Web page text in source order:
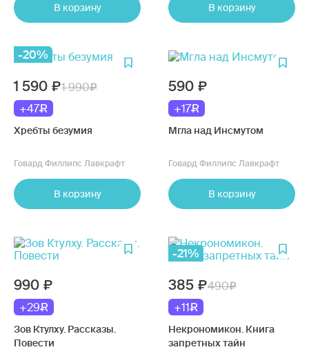
В корзину В корзину
-20%
1 590
1 990
+47
Хребты безумия
Говард Филлипс Лавкрафт
В корзину
590
+17
Мгла над Инсмутом
Говард Филлипс Лавкрафт
В корзину
990
+29
Зов Ктулху. Рассказы.
Повести
-21%
385
490
+11
Некрономикон. Книга
запретных тайн